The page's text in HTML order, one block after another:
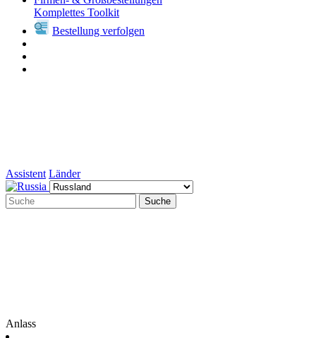
Komplettes Toolkit
Bestellung verfolgen
Assistent Länder
Suche
Anlass